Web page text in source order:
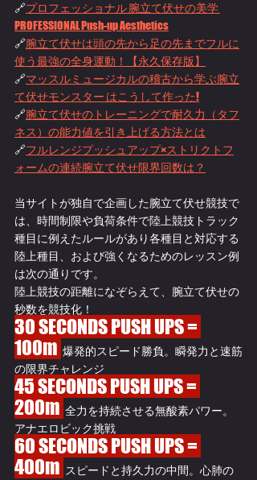
🔗プロフェッショナル 腕立て伏せの美学
PROFESSIONAL Push-up Aesthetics
🔗腕立て伏せは頭の先から足の先までフルに
使う最強の全身運動！【永久保存版】
🔗マッスルミュージカルの稽古から学ぶ腕立
て伏せモンスター はこうして作った!
🔗腕立て伏せのトレーニングで耐久力（タフ
ネス）の能力値を引き上げる方法とは
🔗フルレンジプッシュアップ×ストリクトフ
ォームの連続腕立て伏せ限界回数は？
当サイトが独自で企画した腕立て伏せ競技で
は、時間制限や負荷条件で陸上競技トラック
種目に例えたルールがあり各種目と対応する
陸上種目、および強くなるためのレッスン例
は次の通りです。
陸上競技の距離になぞらえて、腕立て伏せの
秒数を競技化！
30 SECONDS PUSH UPS =
100m 爆発的スピード勝負。瞬発力と速筋
の限界チャレンジ
45 SECONDS PUSH UPS =
200m 全力を持続させる無酸素パワー。
アナエロビック挑戦
60 SECONDS PUSH UPS =
400m スピードと持久力の中間。心肺の